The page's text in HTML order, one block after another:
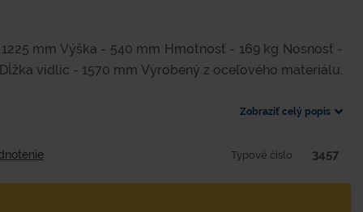
mm Výška - 540 mm Hmotnosť - 169 kg Nosnosť -
vidlíc - 1570 mm Vyrobený z oceľového materiálu.
Zobraziť celý popis
Typové číslo 3457